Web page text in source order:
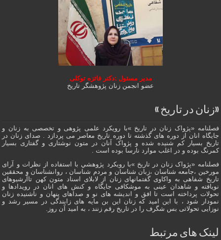
مدیر مسئول :دکتر فائزه توکلی
عضو انجمن زنان پژوهشگر تاریخ
«زنان در تاریخ »
فصلنامه «پژواک زنان در تاریخ »با رویکرد علمی پژوهى و تخصصی به زنان و
جایگاه انان از دوره هاى گذشته تا دوره تاریخ معاصر می پردازد . صدای زنان در
تاریخ بسیار کم شنیده شده و پژواک آنان در متون نوشتاری و گفتاری بسیار
کمرنگ بوده و در اغلب موارد نارسا بوده است .
فصلنامه «پژواک زنان در تاریخ »با رویکرد پژوهشي با استفاده از نظرات و آرای
مورخین ،جامعه شناسان ،زبان شناسان و مردم شناسان ، روانشناسان و محققین
تاریخ شفاهی به واکاوی گفتمانهاى زنان از لابلای اسناد متون کهن تاآرشیوهای
نویافته و شاهدان عينى به موشکافی جايگاه و كنش هاى انان در رویدادها و
تحولات پرداخته است تا افق و اندیشه های نو و صداهای پنهان و ناشنیده زنان
نمودار شود ، با این امید که زنان این بن مایه های زایندگی در مسير رشد و
نوزایی تحولاتی بس شگرف را در تاریخ رقم زنند ، به اميد آن روز.
لینک های مرتبط